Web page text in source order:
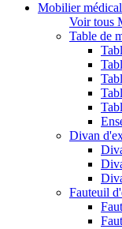
Mobilier médical
Voir tous
Table de
Divan
Fauteuil